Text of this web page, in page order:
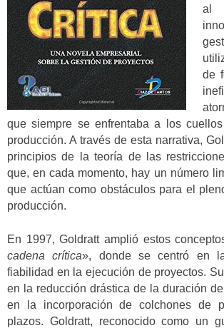
al
de
que siempre se enfrentaba a los
producción. A través de esta narrativa,
principios de la teoría de las
que, en cada momento, hay un número
que actúan como obstáculos para el
producción.
En 1997, Goldratt amplió estos
cadena crítica», donde se centró en
fiabilidad en la ejecución de proyectos.
en la reducción drástica de la duración
en la incorporación de colchones de
plazos. Goldratt, reconocido como un